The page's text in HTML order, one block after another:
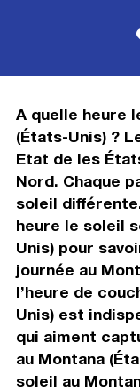
A quelle heure
(États-Unis) ?
Etat de les
Nord. Chaque
soleil
heure le soleil
Unis) pour
journée au
l’heure de
Unis) est
qui aiment
au Montana
soleil au